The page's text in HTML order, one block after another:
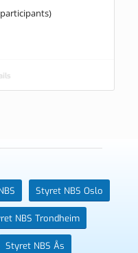
Styret NBS Oslo
NBS Trondheim
Styret NBS Ås